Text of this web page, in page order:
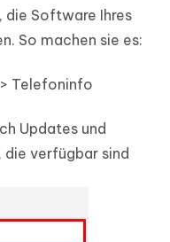
die Software Ihres
So machen sie es:
Telefoninfo
Updates und
die verfügbar sind